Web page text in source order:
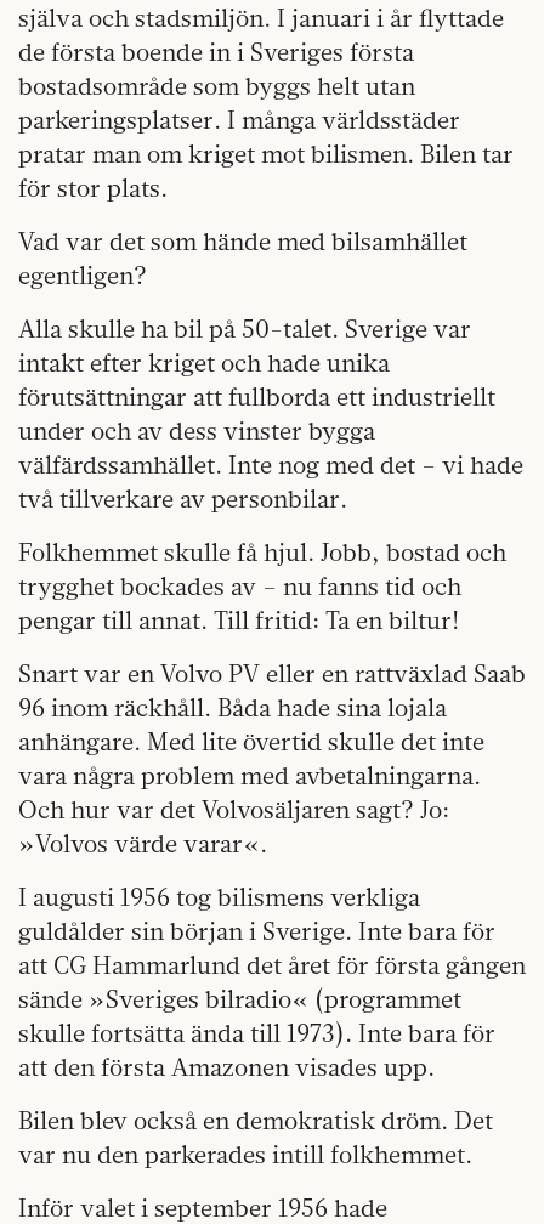
själva och stadsmiljön. I januari i år flyttade
de första boende in i Sveriges första
bostadsområde som byggs helt utan
parkeringsplatser. I många världsstäder
pratar man om kriget mot bilismen. Bilen tar
för stor plats.
Vad var det som hände med bilsamhället
egentligen?
Alla skulle ha bil på 50-talet. Sverige var
intakt efter kriget och hade unika
förutsättningar att fullborda ett industriellt
under och av dess vinster bygga
välfärdssamhället. Inte nog med det – vi hade
två tillverkare av personbilar.
Folkhemmet skulle få hjul. Jobb, bostad och
trygghet bockades av – nu fanns tid och
pengar till annat. Till fritid: Ta en biltur!
Snart var en Volvo PV eller en rattväxlad Saab
96 inom räckhåll. Båda hade sina lojala
anhängare. Med lite övertid skulle det inte
vara några problem med avbetalningarna.
Och hur var det Volvosäljaren sagt? Jo:
»Volvos värde varar«.
I augusti 1956 tog bilismens verkliga
guldålder sin början i Sverige. Inte bara för
att CG Hammarlund det året för första gången
sände »Sveriges bilradio« (programmet
skulle fortsätta ända till 1973). Inte bara för
att den första Amazonen visades upp.
Bilen blev också en demokratisk dröm. Det
var nu den parkerades intill folkhemmet.
Inför valet i september 1956 hade